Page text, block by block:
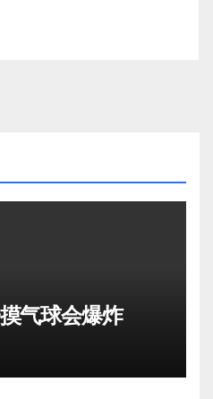
气球会爆炸